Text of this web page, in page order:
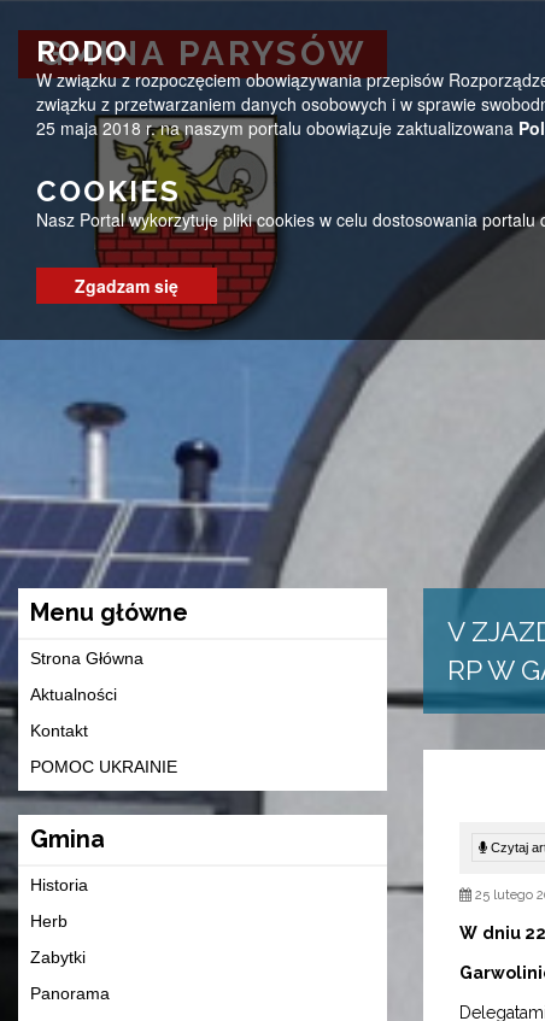
RODO
W związku z rozpoczęciem obowiązywania przepisów
związku z przetwarzaniem danych osobowych i w sprawie
25 maja 2018 r. na naszym portalu obowiązuje zaktualizowana
COOKIES
Nasz Portal wykorzytuje pliki cookies w celu dostosowania
Zgadzam się
GMINA PARYSÓW
GMINA PARYSÓW
Menu główne
Strona Główna
Aktualności
Kontakt
POMOC UKRAINIE
Gmina
Historia
Herb
Zabytki
Panorama
V
RP W
Czytaj
25 lutego
W dniu